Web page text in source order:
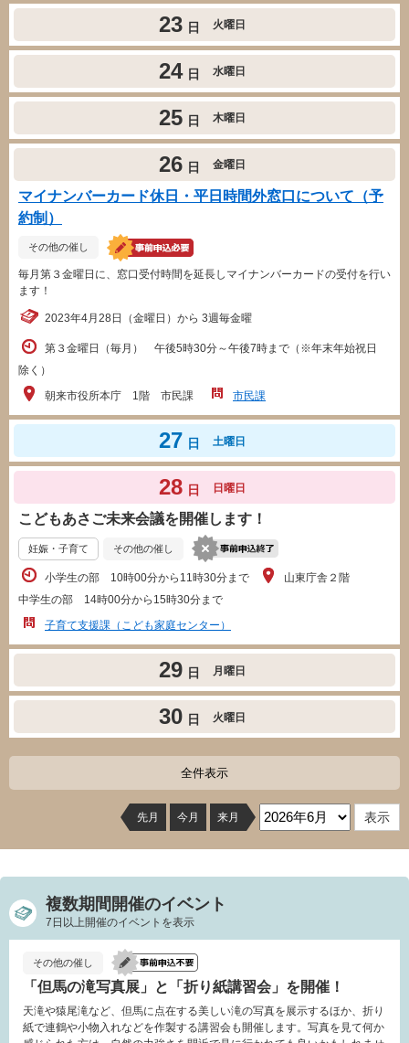
23 日 火曜日
24 日 水曜日
25 日 木曜日
26 日 金曜日
マイナンバーカード休日・平日時間外窓口について（予
約制）
その他の催し
毎月第３金曜日に、窓口受付時間を延長しマイナンバーカードの受付を行い
ます！
2023年4月28日（金曜日）から 3週毎金曜
第３金曜日（毎月） 午後5時30分～午後7時まで（※年末年始祝日
除く）
朝来市役所本庁 1階 市民課
市民課
27 日 土曜日
28 日 日曜日
こどもあさご未来会議を開催します！
妊娠・子育て その他の催し
小学生の部 10時00分から11時30分まで
中学生の部 14時00分から15時30分まで
山東庁舎２階
子育て支援課（こども家庭センター）
29 日 月曜日
30 日 火曜日
全件表示
先月 今月 来月
複数期間開催のイベント
7日以上開催のイベントを表示
その他の催し
「但馬の滝写真展」と「折り紙講習会」を開催！
天滝や猿尾滝など、但馬に点在する美しい滝の写真を展示するほか、折り
紙で連鶴や小物入れなどを作製する講習会も開催します。写真を見て何か